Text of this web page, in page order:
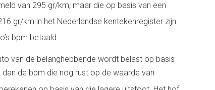
van 295 gr/km, maar die op basis van een
gr/km in het Nederlandse kentekenregister zijn
bpm betaald.
van de belanghebbende wordt belast op basis
de bpm die nog rust op de waarde van